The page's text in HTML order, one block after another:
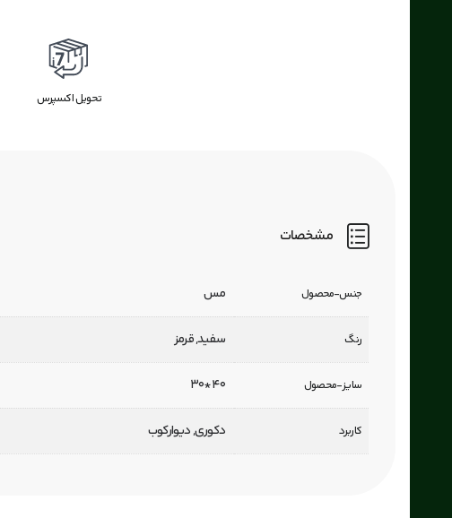
تحویل اکسپرس
مشخصات
جنس-محصول مس
رنگ سفید, قرمز
سایز-محصول 40*30
کاربرد دکوری, دیوارکوب